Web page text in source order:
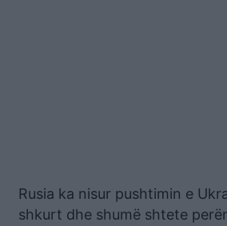
Rusia ka nisur pushtimin e
shkurt dhe shumë shtete